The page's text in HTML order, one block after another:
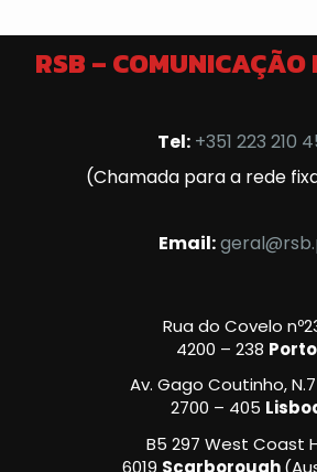
RSB – COMUNICAÇÃO
Tel: +351 223 210
(Chamada para a rede
Email:
Rua do Covelo
4200 – 238 Porto
Av. Gago Coutinho,
2700 – 405
B5 297 West Coast
6019 Scarborough